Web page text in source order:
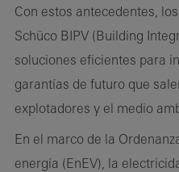
Con estos antecedentes,
Schüco BIPV (Building
soluciones eficientes para
garantías de futuro que
explotadores y el medio
En el marco de la
energía (EnEV), la